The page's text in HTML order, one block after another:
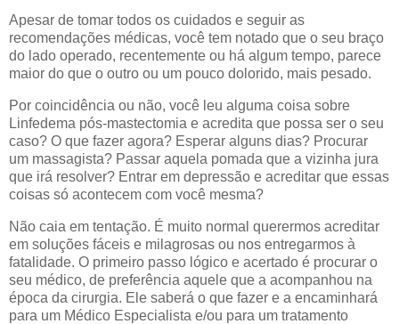
Apesar de tomar todos os cuidados e seguir as
recomendações médicas, você tem notado que o seu braço
do lado operado, recentemente ou há algum tempo, parece
maior do que o outro ou um pouco dolorido, mais pesado.
Por coincidência ou não, você leu alguma coisa sobre
Linfedema pós-mastectomia e acredita que possa ser o seu
caso? O que fazer agora? Esperar alguns dias? Procurar
um massagista? Passar aquela pomada que a vizinha jura
que irá resolver? Entrar em depressão e acreditar que essas
coisas só acontecem com você mesma?
Não caia em tentação. É muito normal querermos acreditar
em soluções fáceis e milagrosas ou nos entregarmos à
fatalidade. O primeiro passo lógico e acertado é procurar o
seu médico, de preferência aquele que a acompanhou na
época da cirurgia. Ele saberá o que fazer e a encaminhará
para um Médico Especialista e/ou para um tratamento